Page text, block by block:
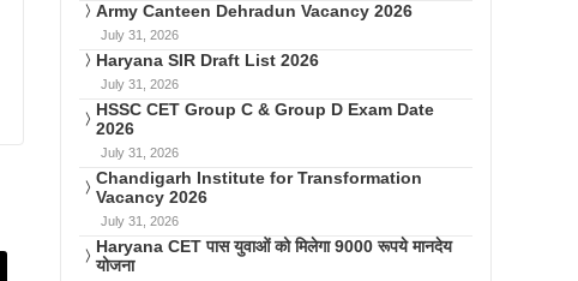
Army Canteen Dehradun Vacancy 2026
July 31, 2026
Haryana SIR Draft List 2026
July 31, 2026
HSSC CET Group C & Group D Exam Date
2026
July 31, 2026
Chandigarh Institute for Transformation
Vacancy 2026
July 31, 2026
Haryana CET पास युवाओं को मिलेगा 9000 रूपये मानदेय
योजना